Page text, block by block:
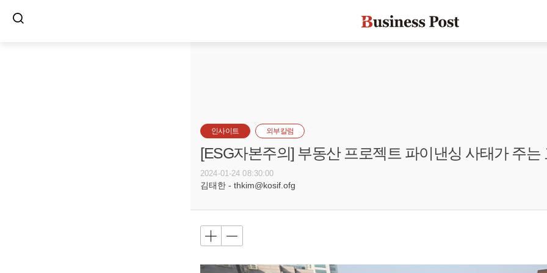
인사이트 외부칼럼
[ESG자본주의] 부동산 프로젝트 파이낸싱 사태가 주는
2024-01-24 08:30:00
김태한 - thkim@kosif.ofg